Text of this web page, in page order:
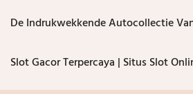
De Indrukwekkende Autocollectie
Slot Gacor Terpercaya | Situs Slot